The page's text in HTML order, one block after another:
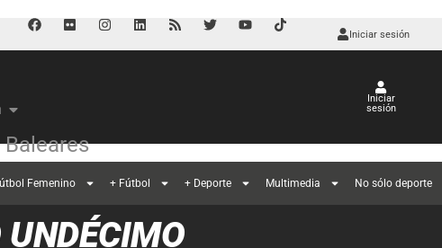
Iniciar sesión
Iniciar
sesión
Femenino + Fútbol + Deporte Multimedia No sólo deporte
UNDÉCIMO